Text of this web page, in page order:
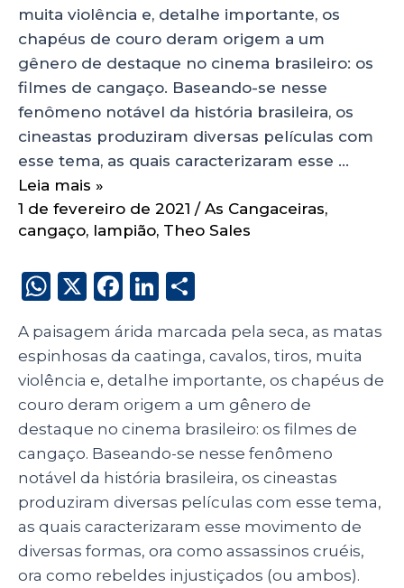
muita violência e, detalhe importante, os
chapéus de couro deram origem a um
gênero de destaque no cinema brasileiro: os
filmes de cangaço. Baseando-se nesse
fenômeno notável da história brasileira, os
cineastas produziram diversas películas com
esse tema, as quais caracterizaram esse …
Leia mais »
1 de fevereiro de 2021 / As Cangaceiras,
cangaço, lampião, Theo Sales
W
a
ts
A
p
p
X
F
c
e
b
o
o
k
Li
k
e
dI
n
a
re
A paisagem árida marcada pela seca, as matas
espinhosas da caatinga, cavalos, tiros, muita
violência e, detalhe importante, os chapéus de
couro deram origem a um gênero de
destaque no cinema brasileiro: os filmes de
cangaço. Baseando-se nesse fenômeno
notável da história brasileira, os cineastas
produziram diversas películas com esse tema,
as quais caracterizaram esse movimento de
diversas formas, ora como assassinos cruéis,
ora como rebeldes injustiçados (ou ambos).